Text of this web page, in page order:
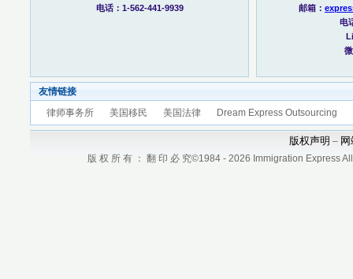
电话：1-562-441-9939 邮箱：
电
友情链接
律师事务所
美国移民 美国法律 Dream Express Outsourcing
版权声明 –
版 权 所 有 ： 翻 印 必 究©1984 - 2026 Immigration Express